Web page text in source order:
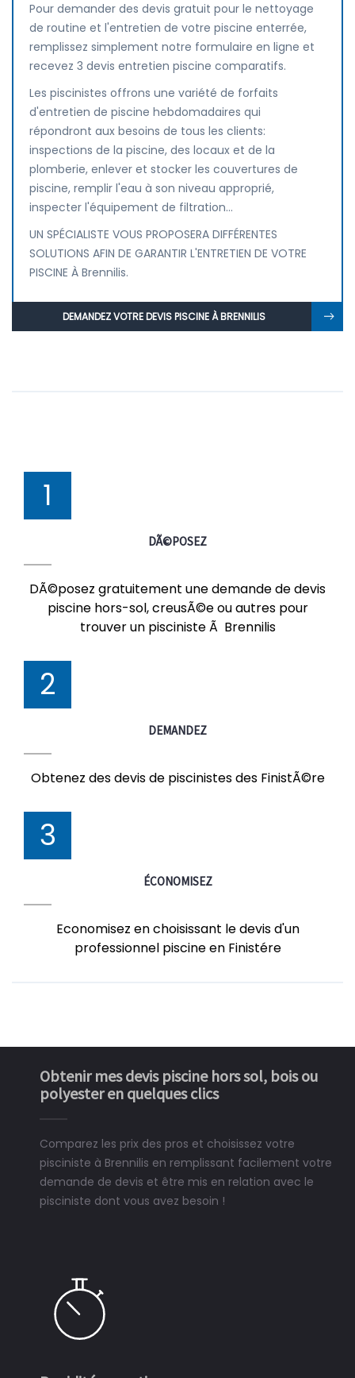
Pour demander des devis gratuit pour le nettoyage
de routine et l'entretien de votre piscine enterrée,
remplissez simplement notre formulaire en ligne et
recevez 3 devis entretien piscine comparatifs.
Les piscinistes offrons une variété de forfaits
d'entretien de piscine hebdomadaires qui
répondront aux besoins de tous les clients:
inspections de la piscine, des locaux et de la
plomberie, enlever et stocker les couvertures de
piscine, remplir l'eau à son niveau approprié,
inspecter l'équipement de filtration...
UN SPÉCIALISTE VOUS PROPOSERA DIFFÉRENTES
SOLUTIONS AFIN DE GARANTIR L'ENTRETIEN DE VOTRE
PISCINE À Brennilis.
DEMANDEZ VOTRE DEVIS PISCINE À BRENNILIS
1
DÃ©POSEZ
DÃ©posez gratuitement une demande de devis
piscine hors-sol, creusÃ©e ou autres pour
trouver un pisciniste Ã Brennilis
2
DEMANDEZ
Obtenez des devis de piscinistes des FinistÃ©re
3
ÉCONOMISEZ
Economisez en choisissant le devis d'un
professionnel piscine en Finistére
Obtenir mes devis piscine hors sol, bois ou
polyester en quelques clics
Comparez les prix des pros et choisissez votre
pisciniste à Brennilis en remplissant facilement votre
demande de devis et être mis en relation avec le
pisciniste dont vous avez besoin !